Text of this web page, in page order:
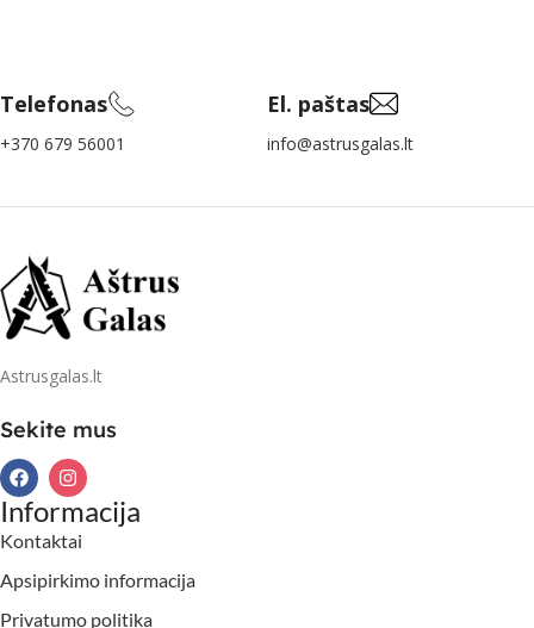
Telefonas
+370 679 56001
El. paštas
info@astrusgalas.lt
Astrusgalas.lt
Sekite mus
Informacija
Kontaktai
Apsipirkimo informacija
Privatumo politika